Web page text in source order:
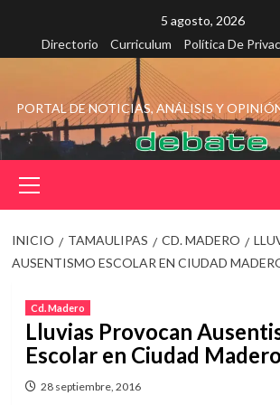
contenido
5 agosto, 2026
Directorio
Curriculum Política De
PORTAL DE NOTICIAS, ANÁLISIS Y
principal
INICIO TAMAULIPAS CD. MADERO
AUSENTISMO ESCOLAR EN CIUDAD
Cd. Madero
Lluvias Provocan
Escolar en Ciudad Madero
28 septiembre, 2016